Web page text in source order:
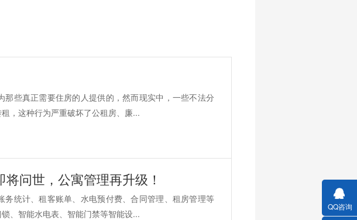
些真正需要住房的人提供的，然而现实中，一些不法分
，这种行为严重破坏了公租房、廉...
问世，公寓管理再升级！
统计、租客账单、水电预付费、合同管理、租房管理等
、智能水电表、智能门禁等智能设...
QQ咨询